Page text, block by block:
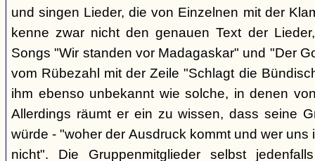
und singen Lieder, die von Einzelnen mit der
kenne zwar nicht den genauen Text der
Songs "Wir standen vor Madagaskar" und "Der
vom Rübezahl mit der Zeile "Schlagt die
ihm ebenso unbekannt wie solche, in denen
Allerdings räumt er ein zu wissen, dass seine
würde - "woher der Ausdruck kommt und wer
nicht". Die Gruppenmitglieder selbst